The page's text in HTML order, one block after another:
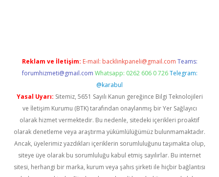
Reklam ve İletişim: E-mail: backlinkpaneli@gmail.com Teams:
forumhizmeti@gmail.com Whatsapp: 0262 606 0 726 Telegram:
@karabul
Yasal Uyarı: Sitemiz, 5651 Sayılı Kanun gereğince Bilgi Teknolojileri
ve İletişim Kurumu (BTK) tarafından onaylanmış bir Yer Sağlayıcı
olarak hizmet vermektedir. Bu nedenle, sitedeki içerikleri proaktif
olarak denetleme veya araştırma yükümlülüğümüz bulunmamaktadır.
Ancak, üyelerimiz yazdıkları içeriklerin sorumluluğunu taşımakta olup,
siteye üye olarak bu sorumluluğu kabul etmiş sayılırlar. Bu internet
sitesi, herhangi bir marka, kurum veya şahıs şirketi ile hiçbir bağlantısı